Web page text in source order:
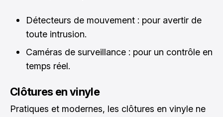
Détecteurs de mouvement : pour avertir de
toute intrusion.
Caméras de surveillance : pour un contrôle en
temps réel.
Clôtures en vinyle
Pratiques et modernes, les clôtures en vinyle ne